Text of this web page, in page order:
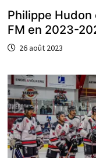
Philippe
FM en 2023-
26 août 2023